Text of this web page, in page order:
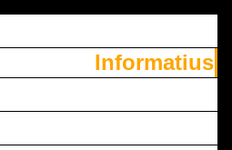
Informatius